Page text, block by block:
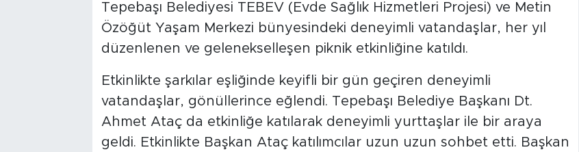
Tepebaşı Belediyesi TEBEV (Evde Sağlık Hizmetleri Projesi) ve Metin
Özöğüt Yaşam Merkezi bünyesindeki deneyimli vatandaşlar, her yıl
düzenlenen ve gelenekselleşen piknik etkinliğine katıldı.
Etkinlikte şarkılar eşliğinde keyifli bir gün geçiren deneyimli
vatandaşlar, gönüllerince eğlendi. Tepebaşı Belediye Başkanı Dt.
Ahmet Ataç da etkinliğe katılarak deneyimli yurttaşlar ile bir araya
geldi. Etkinlikte Başkan Ataç katılımcılar uzun uzun sohbet etti. Başkan